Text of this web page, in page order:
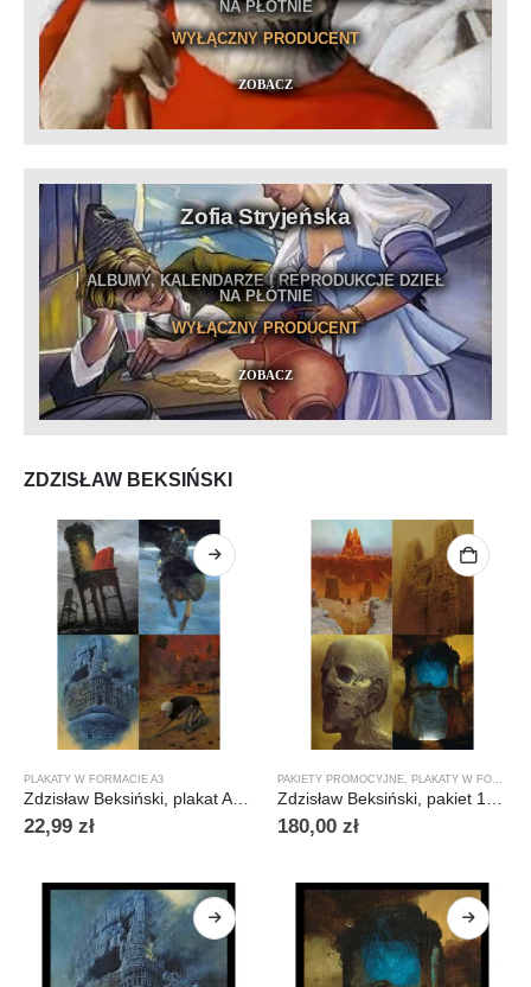
NA PŁÓTNIE
WYŁĄCZNY PRODUCENT
ZOBACZ
Zofia Stryjeńska
ALBUMY, KALENDARZE I REPRODUKCJE DZIEŁ
NA PŁÓTNIE
WYŁĄCZNY PRODUCENT
ZOBACZ
ZDZISŁAW BEKSIŃSKI
PLAKATY W FORMACIE A3
22,99 zł
PAKIETY PROMOCYJNE PLAKATY W FORMACIE A3
180,00 zł